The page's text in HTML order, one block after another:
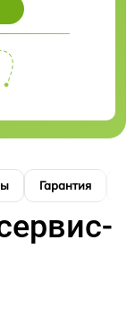
Гарантия